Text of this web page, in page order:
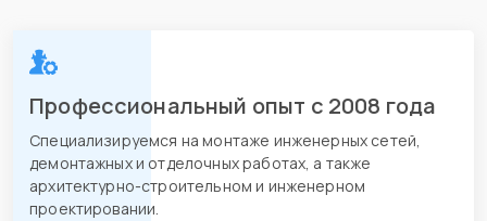
Профессиональный опыт с 2008 года
Специализируемся на монтаже инженерных сетей,
демонтажных и отделочных работах, а также
архитектурно-строительном и инженерном
проектировании.